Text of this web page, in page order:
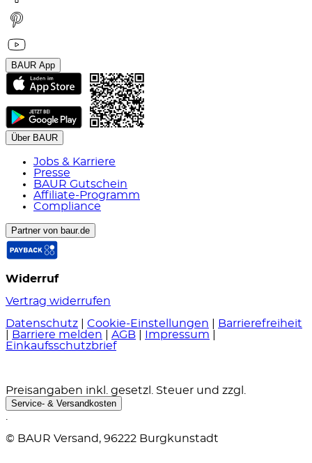
BAUR App
Über BAUR
Jobs & Karriere
Presse
BAUR Gutschein
Affiliate-Programm
Compliance
Partner von baur.de
Widerruf
Vertrag widerrufen
Datenschutz
Cookie-Einstellungen
Barrierefreiheit
Barriere melden AGB Impressum
Einkaufsschutzbrief
Preisangaben inkl. gesetzl. Steuer und zzgl.
Service- & Versandkosten
.
© BAUR Versand, 96222 Burgkunstadt